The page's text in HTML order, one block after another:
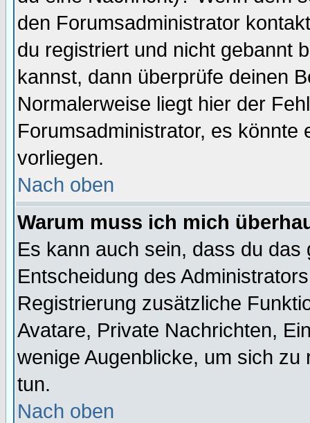
den Forumsadministrator
du registriert und nicht gebannt
kannst, dann überprüfe deinen
Normalerweise liegt hier der
Forumsadministrator, es könnte
vorliegen.
Nach oben
Warum muss ich mich
Es kann auch sein, dass du
Entscheidung des
Registrierung zusätzliche
Avatare, Private Nachrichten,
wenige Augenblicke, um sich
tun.
Nach oben